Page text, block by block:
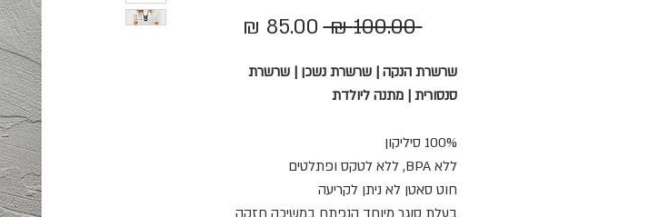
‏100.00 ‏₪
מחיר
שרשרת הנקה | שרשרת נשכן | שרשרת
סנסורית | מתנה ליולדת
100% סיליקון
ללא BPA, ללא לטקס ופתלטים
חוט סאטן לא ניתן לקריעה
בעלת סוגר מיוחד הנפתח במשיכה חזקה